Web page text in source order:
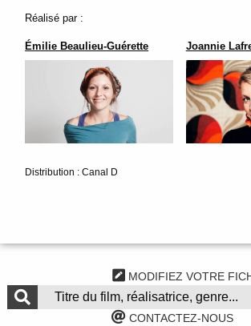
Réalisé par :
Émilie Beaulieu-Guérette Joannie
Distribution : Canal D
MODIFIEZ VOTRE
CONTACTEZ-NOUS